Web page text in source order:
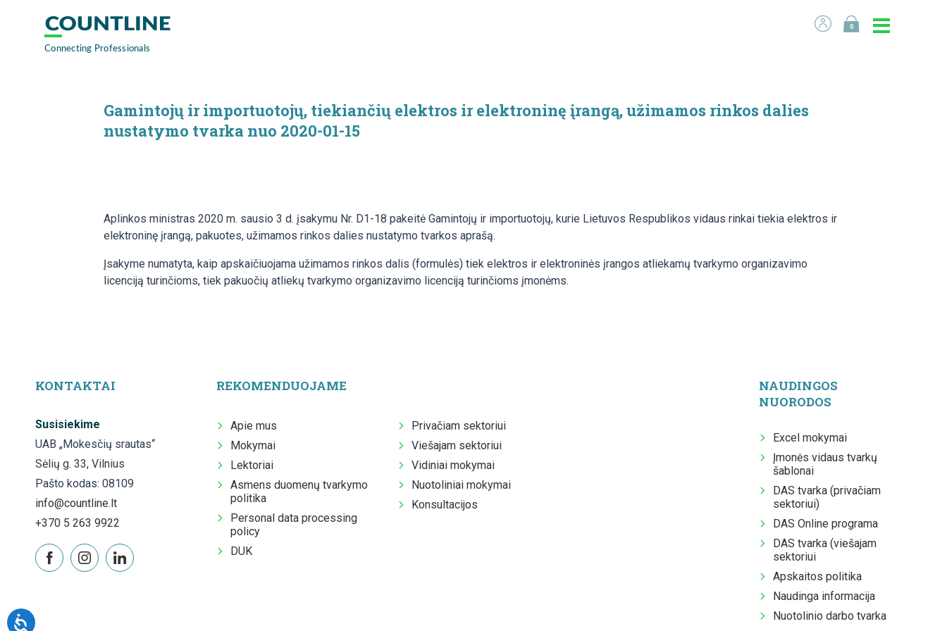
0
Gamintojų ir importuotojų, tiekiančių elektros ir elektroninę įrangą, užimamos rinkos dalies
nustatymo tvarka nuo 2020-01-15
Aplinkos ministras 2020 m. sausio 3 d. įsakymu Nr. D1-18 pakeitė Gamintojų ir importuotojų, kurie Lietuvos Respublikos vidaus rinkai tiekia elektros ir
elektroninę įrangą, pakuotes, užimamos rinkos dalies nustatymo tvarkos aprašą.
Įsakyme numatyta, kaip apskaičiuojama užimamos rinkos dalis (formulės) tiek elektros ir elektroninės įrangos atliekamų tvarkymo organizavimo
licenciją turinčioms, tiek pakuočių atliekų tvarkymo organizavimo licenciją turinčioms įmonėms.
KONTAKTAI
Susisiekime
UAB „Mokesčių srautas“
Sėlių g. 33, Vilnius
Pašto kodas: 08109
info@countline.lt
+370 5 263 9922
REKOMENDUOJAME
Apie mus
Mokymai
Lektoriai
Asmens duomenų tvarkymo
politika
Personal data processing
policy
DUK
Privačiam sektoriui
Viešajam sektoriui
Vidiniai mokymai
Nuotoliniai mokymai
Konsultacijos
NAUDINGOS
NUORODOS
Excel mokymai
Įmonės vidaus tvarkų
šablonai
DAS tvarka (privačiam
sektoriui)
DAS Online programa
DAS tvarka (viešajam
sektoriui
Apskaitos politika
Naudinga informacija
Nuotolinio darbo tvarka